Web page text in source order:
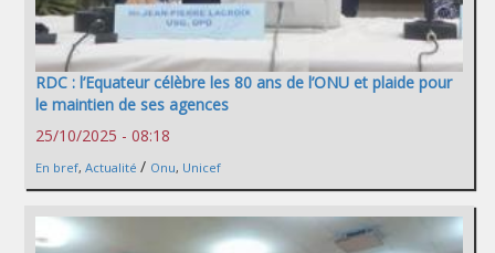
RDC : l’Equateur célèbre les 80 ans de l’ONU et plaide pour
le maintien de ses agences
25/10/2025 - 08:18
En bref, Actualité / Onu, Unicef